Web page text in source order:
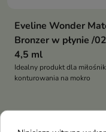
Eveline Wonder
Bronzer w płynie /
4,5 ml
Idealny produkt dla
konturowania na mokro